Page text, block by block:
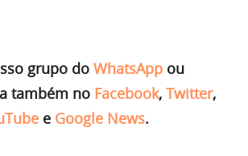
grupo do WhatsApp ou
também no Facebook, Twitter,
e Google News.